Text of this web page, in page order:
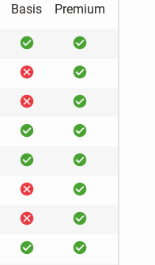
Basis Premium
ja ja
nein ja
nein ja
ja ja
ja ja
nein ja
nein ja
ja ja